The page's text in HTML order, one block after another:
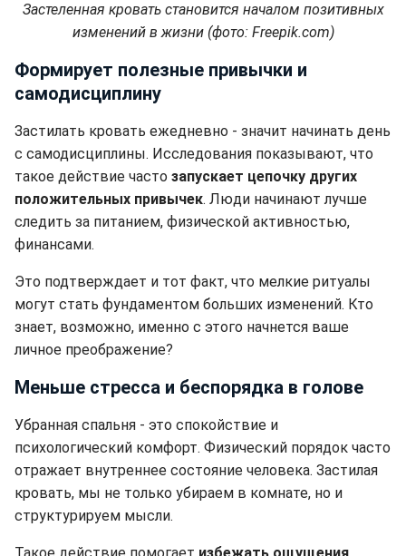
Застеленная кровать становится началом позитивных
изменений в жизни (фото: Freepik.com)
Формирует полезные привычки и
самодисциплину
Застилать кровать ежедневно - значит начинать день
с самодисциплины. Исследования показывают, что
такое действие часто запускает цепочку других
положительных привычек. Люди начинают лучше
следить за питанием, физической активностью,
финансами.
Это подтверждает и тот факт, что мелкие ритуалы
могут стать фундаментом больших изменений. Кто
знает, возможно, именно с этого начнется ваше
личное преображение?
Меньше стресса и беспорядка в голове
Убранная спальня - это спокойствие и
психологический комфорт. Физический порядок часто
отражает внутреннее состояние человека. Застилая
кровать, мы не только убираем в комнате, но и
структурируем мысли.